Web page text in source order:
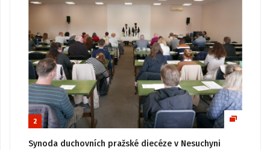
2
Synoda duchovních pražské diecéze v Nesuchyni